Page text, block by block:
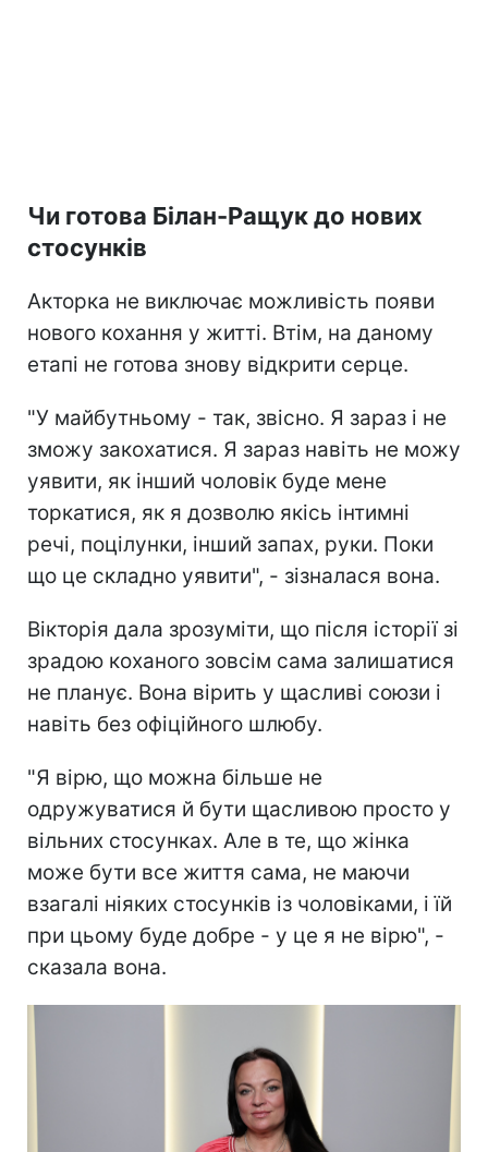
Чи готова Білан-Ращук до нових
стосунків
Акторка не виключає можливість появи
нового кохання у житті. Втім, на даному
етапі не готова знову відкрити серце.
"У майбутньому - так, звісно. Я зараз і не
зможу закохатися. Я зараз навіть не можу
уявити, як інший чоловік буде мене
торкатися, як я дозволю якісь інтимні
речі, поцілунки, інший запах, руки. Поки
що це складно уявити", - зізналася вона.
Вікторія дала зрозуміти, що після історії зі
зрадою коханого зовсім сама залишатися
не планує. Вона вірить у щасливі союзи і
навіть без офіційного шлюбу.
"Я вірю, що можна більше не
одружуватися й бути щасливою просто у
вільних стосунках. Але в те, що жінка
може бути все життя сама, не маючи
взагалі ніяких стосунків із чоловіками, і їй
при цьому буде добре - у це я не вірю", -
сказала вона.